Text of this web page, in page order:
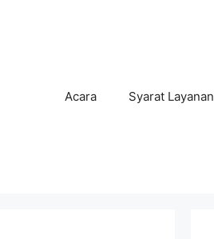
Acara Syarat Layanan